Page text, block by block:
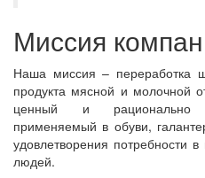
Миссия
Наша миссия – переработка
продукта мясной и молочной
ценный и рационально
применяемый в обуви,
удовлетворения потребности
людей.